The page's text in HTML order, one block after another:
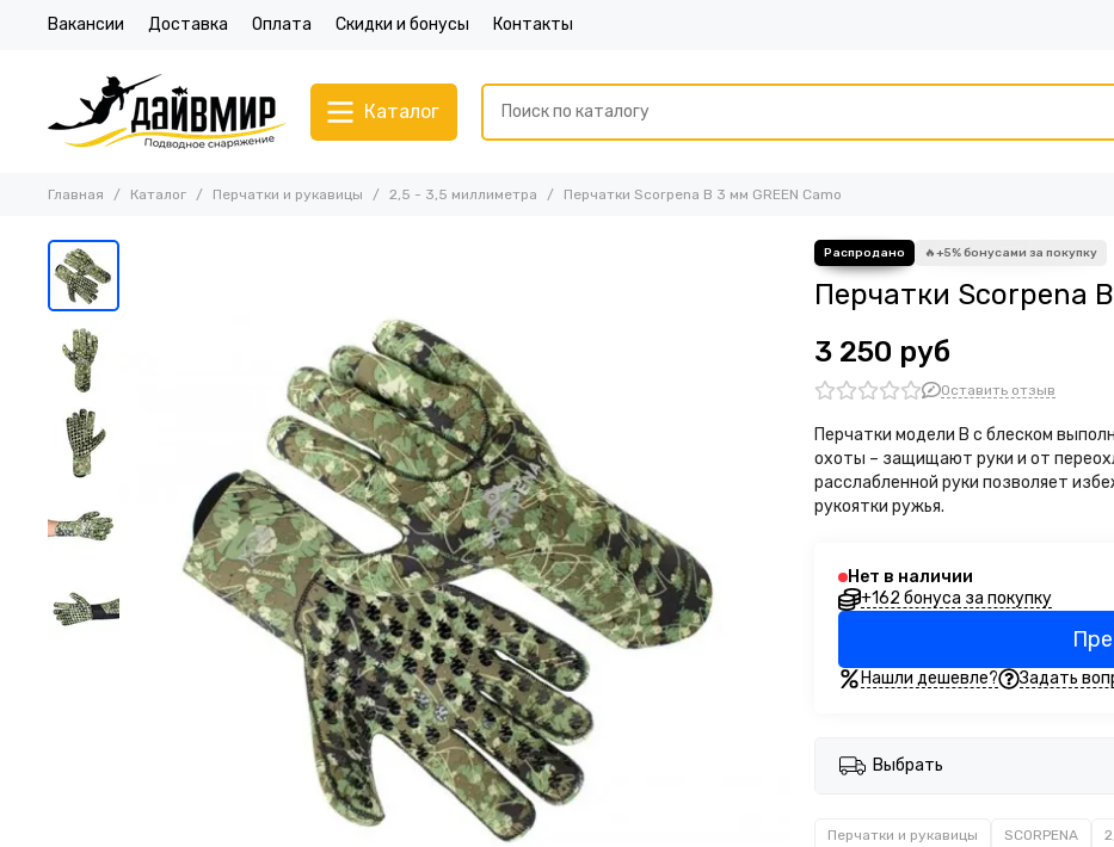
Вакансии Доставка Оплата Скидки и бонусы Контакты
Каталог
Главная Каталог Перчатки и рукавицы 2,5 - 3,5 миллиметра Перчатки Scorpena B 3 мм GREEN Camo
Перчатки Scorpena
3 250 руб
Оставить отзыв
Перчатки модели В с блеском
охоты – защищают руки и от
расслабленной руки позволяет
рукоятки ружья.
Нет в наличии
+162 бонуса за покупку
Нашли дешевле? Задать
Выбрать
Перчатки и рукавицы SCORPENA